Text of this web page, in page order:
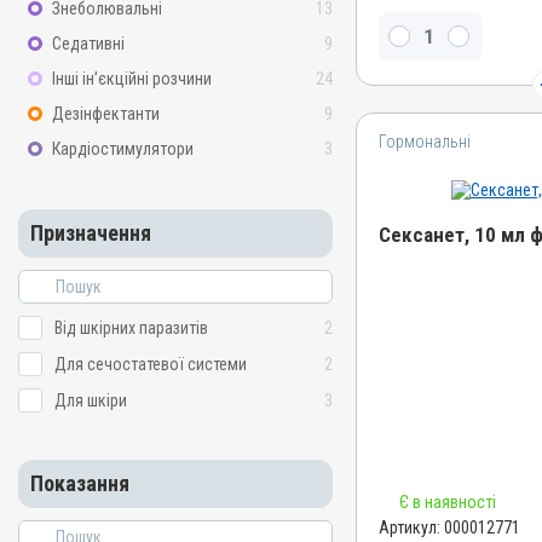
Знеболювальні
13
Седативні
9
Інші ін’єкційні розчини
24
Дезінфектанти
9
Кардіостимулятори
3
Призначення
Від шкірних паразитів
2
Для сечостатевої системи
2
Для шкіри
3
Показання
Види тварин
Собаки
Застосування
Зовнішньо
Призначення
Показання
Гормональні
Сексанет, 10 мл
АВ-05876-01-15
Є в наявності
Артикул: 000012771